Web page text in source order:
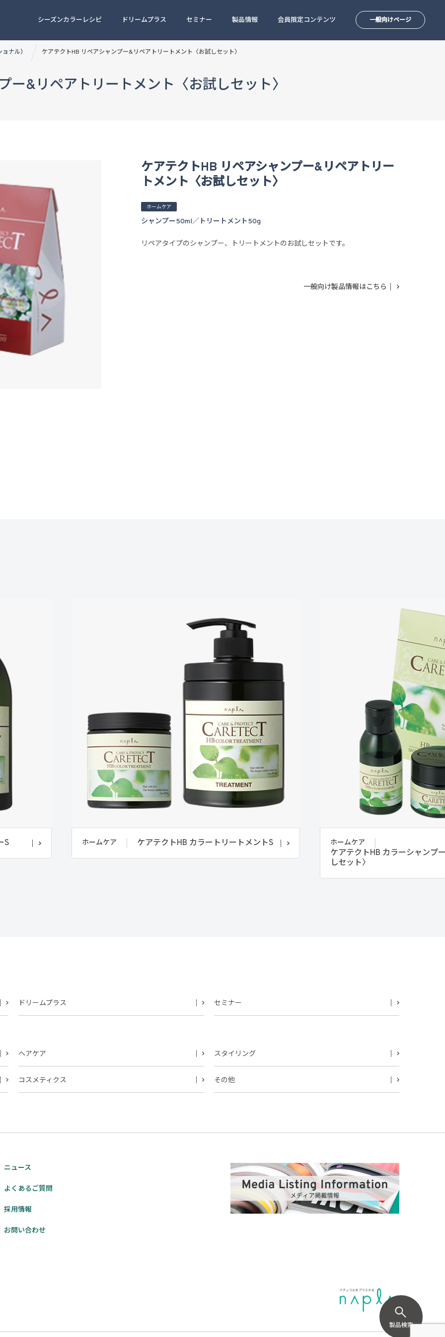
シーズンカラーレシピ ドリームプラス セミナー 製品情報 会員限定コンテンツ 一般向けページ
ー&リペアトリートメント〈お試しセット〉
ケアテクトHB リペアシャンプー&リペアトリー
トメント〈お試しセット〉
ホームケア
シャンプー50ml／トリートメント50g
リペアタイプのシャンプー、トリートメントのお試しセットです。
一般向け製品情報はこちら
S ホームケア ケアテクトHB カラートリートメントS ホームケア
ケアテクトHB カラーシャンプ
しセット〉
ドリームプラス セミナー
ヘアケア スタイリング
コスメティクス その他
ナル） ケアテクトHB リペアシャンプー&リペアトリートメント〈お試しセット〉
ニュース
よくあるご質問
採用情報
お問い合わせ